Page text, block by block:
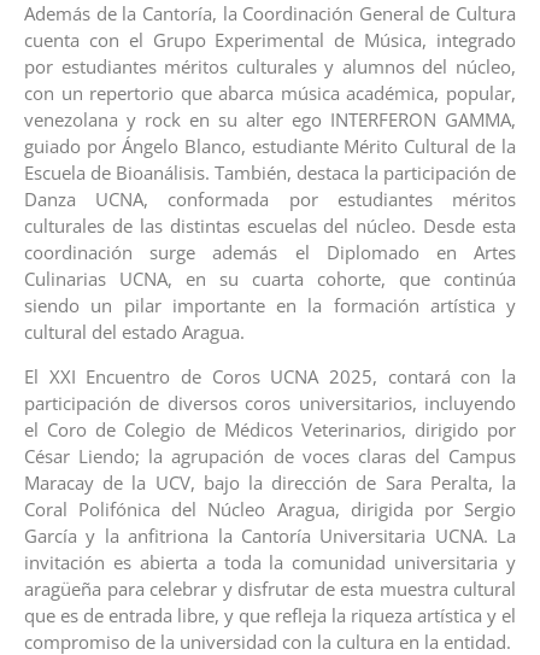
Además de la Cantoría, la Coordinación General de Cultura
cuenta con el Grupo Experimental de Música, integrado
por estudiantes méritos culturales y alumnos del núcleo,
con un repertorio que abarca música académica, popular,
venezolana y rock en su alter ego INTERFERON GAMMA,
guiado por Ángelo Blanco, estudiante Mérito Cultural de la
Escuela de Bioanálisis. También, destaca la participación de
Danza UCNA, conformada por estudiantes méritos
culturales de las distintas escuelas del núcleo. Desde esta
coordinación surge además el Diplomado en Artes
Culinarias UCNA, en su cuarta cohorte, que continúa
siendo un pilar importante en la formación artística y
cultural del estado Aragua.
El XXI Encuentro de Coros UCNA 2025, contará con la
participación de diversos coros universitarios, incluyendo
el Coro de Colegio de Médicos Veterinarios, dirigido por
César Liendo; la agrupación de voces claras del Campus
Maracay de la UCV, bajo la dirección de Sara Peralta, la
Coral Polifónica del Núcleo Aragua, dirigida por Sergio
García y la anfitriona la Cantoría Universitaria UCNA. La
invitación es abierta a toda la comunidad universitaria y
aragüeña para celebrar y disfrutar de esta muestra cultural
que es de entrada libre, y que refleja la riqueza artística y el
compromiso de la universidad con la cultura en la entidad.